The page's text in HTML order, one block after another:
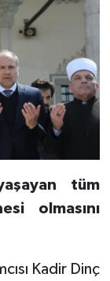
tüm
olmasını
Kadir Dinç